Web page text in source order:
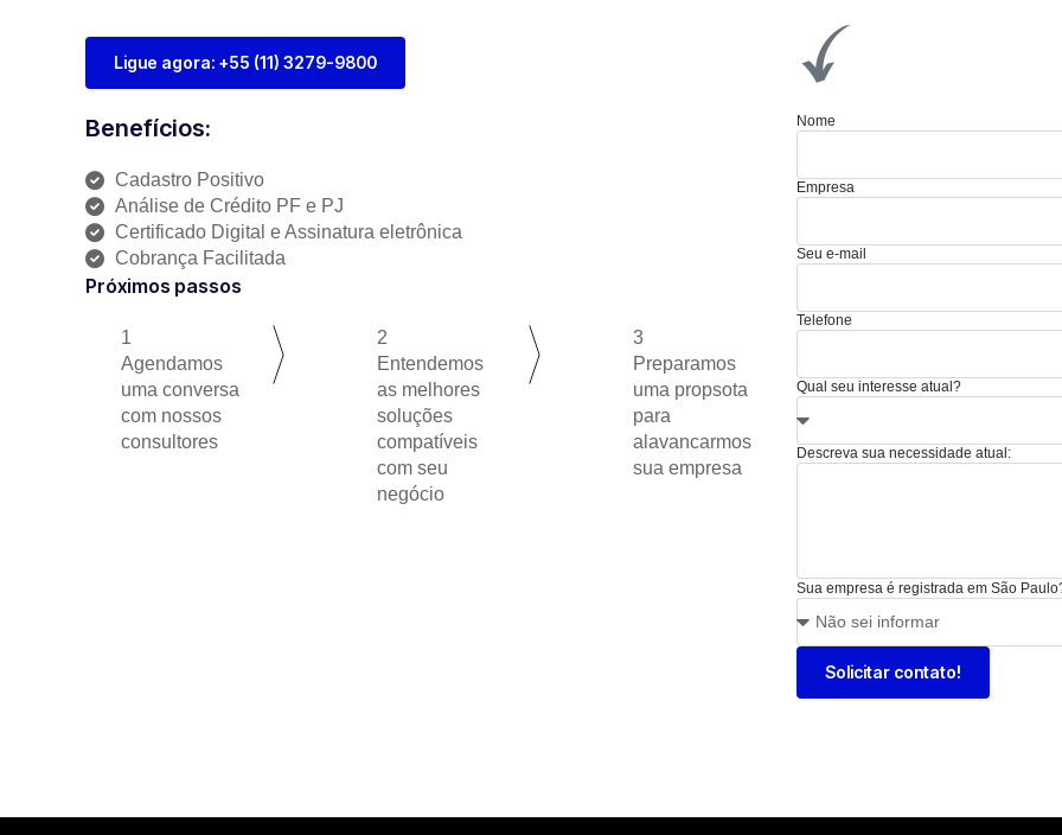
Ligue agora: +55 (11) 3279-9800
Benefícios:
Cadastro Positivo
Análise de Crédito PF e PJ
Certificado Digital e Assinatura eletrônica
Cobrança Facilitada
Próximos passos
1
Agendamos
uma conversa
com nossos
consultores
2
Entendemos
as melhores
soluções
compatíveis
com seu
negócio
3
Preparamos
uma propsota
para
alavancarmos
sua empresa
Nome
Empresa
Seu e-mail
Telefone
Qual seu interesse atual?
Descreva sua necessidade atual:
Sua empresa é registrada em São
Solicitar contato!